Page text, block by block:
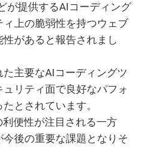
が提供するAIコーディング
上の脆弱性を持つウェブ
があると報告されまし
主要なAIコーディングツ
リティ面で良好なパフォ
とされています。
便性が注目される一方
後の重要な課題となりそ